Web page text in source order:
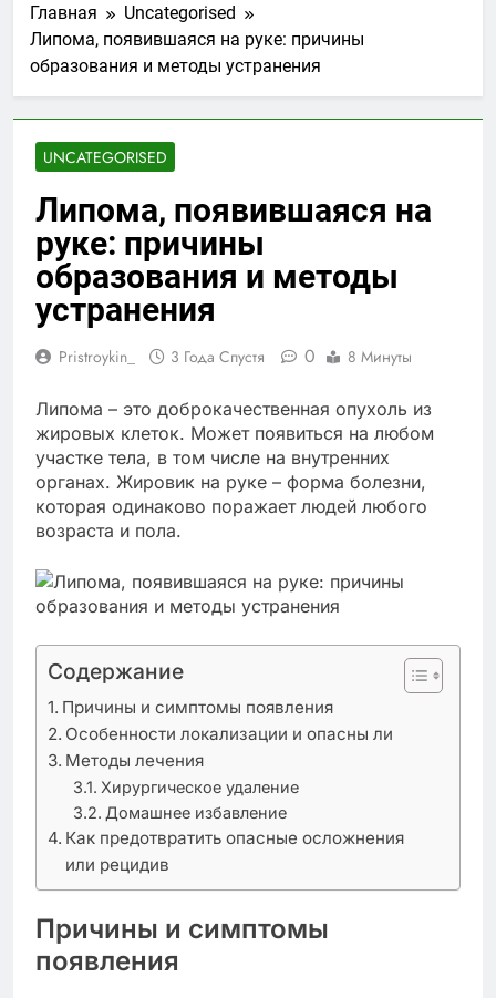
Главная
Uncategorised
Липома, появившаяся на руке: причины
образования и методы устранения
UNCATEGORISED
Липома, появившаяся на
руке: причины
образования и методы
устранения
Pristroykin_ 3 Года Спустя 0 8 Минуты
Липома – это доброкачественная опухоль из
жировых клеток. Может появиться на любом
участке тела, в том числе на внутренних
органах. Жировик на руке – форма болезни,
которая одинаково поражает людей любого
возраста и пола.
Содержание
Причины и симптомы появления
Особенности локализации и опасны ли
Методы лечения
Хирургическое удаление
Домашнее избавление
Как предотвратить опасные осложнения
или рецидив
Причины и симптомы
появления